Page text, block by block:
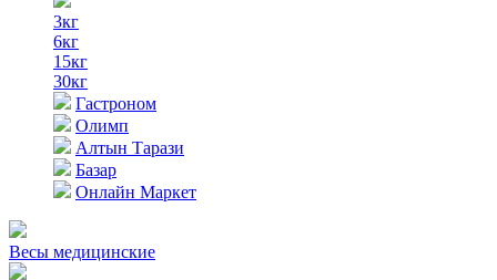
3кг
6кг
15кг
30кг
Гастроном
Олимп
Алтын Тарази
Базар
Онлайн Маркет
Весы медицинские